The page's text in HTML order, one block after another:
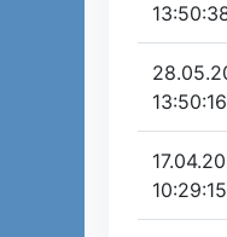
13:50:16
10:29:15